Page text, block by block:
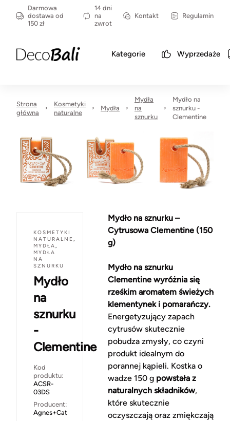
Darmowa
dostawa od
150 zł
14 dni
na
zwrot
Kontakt Regulamin
Kategorie Wyprzedaże
Strona
główna
Kosmetyki
naturalne
Mydła
Mydła
na
sznurku
Mydło na
sznurku -
Clementine
KOSMETYKI
NATURALNE ,
MYDŁA,
MYDŁA
NA
SZNURKU
Mydło
na
sznurku
-
Clementine
Kod
produktu:
ACSR-
03DS
Producent:
Agnes+Cat
Mydło na sznurku –
Cytrusowa Clementine (150
g)
Mydło na sznurku
Clementine wyróżnia się
rześkim aromatem świeżych
klementynek i pomarańczy.
Energetyzujący zapach
cytrusów skutecznie
pobudza zmysły, co czyni
produkt idealnym do
porannej kąpieli. Kostka o
wadze 150 g powstała z
naturalnych składników,
które skutecznie
oczyszczają oraz zmiękczają